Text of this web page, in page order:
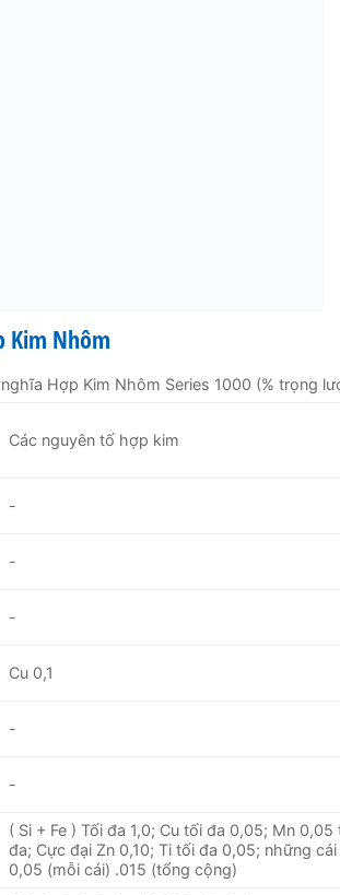
Kim Nhôm
Hợp Kim Nhôm Series 1000 (% trọng
Các nguyên tố hợp kim
-
-
-
Cu 0,1
-
-
( Si + Fe ) Tối đa 1,0; Cu tối đa 0,05; Mn 0,05
đa; Cực đại Zn 0,10; Ti tối đa 0,05; những
0,05 (mỗi cái) .015 (tổng cộng)